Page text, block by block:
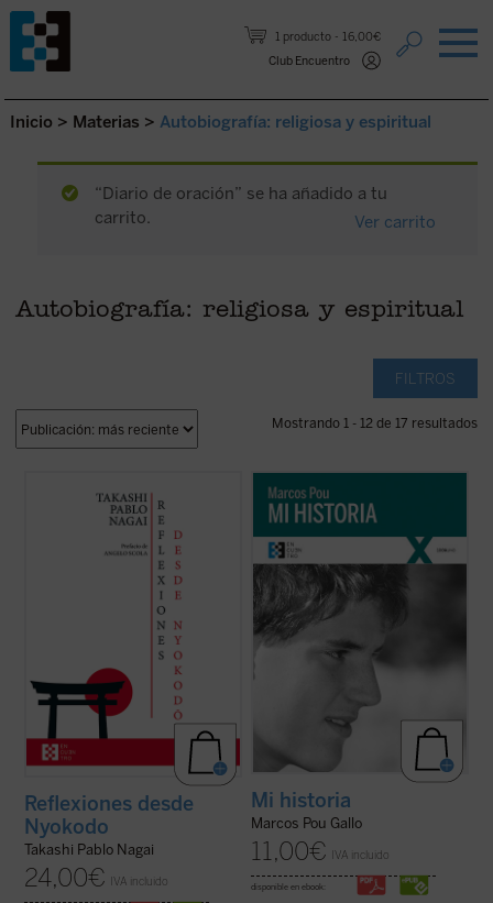
1 producto
16,00€
Club Encuentro
Saltar al contenido.
Inicio > Materias > Autobiografía: religiosa y espiritual
“Diario de oración” se ha añadido a tu
carrito.
Ver carrito
Autobiografía: religiosa y espiritual
FILTROS
Mostrando 1 - 12 de 17 resultados
serie de escritos breves, meditaciones y
cartas suyas que conforman una obra
valiosísima para seguir, a través de una
intimidad familiar con él, los pasos de
Takashi hacia el encuentro final con ...
Reflexiones desde
Nyokodo
Takashi Pablo Nagai
24,00€ IVA incluido
«Es algo extraño hablar de 'mi historia'
puesto que lo único interesante en ella, lo
único que la salva de ser una historia
en mi vida. Por lo tanto, es más bien la
historia de lo que Cristo ha hecho ...(ver
Mi historia
Marcos Pou Gallo
11,00€ IVA incluido
disponible en ebook: